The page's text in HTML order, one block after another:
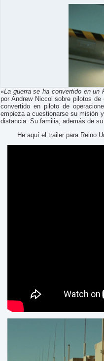
«La guerra se ha convertido en un
por Andrew Niccol sobre pilotos de
convertido en piloto de
empieza a cuestionarse su misión
distancia. Su familia, además de
He aquí el trailer para Reino